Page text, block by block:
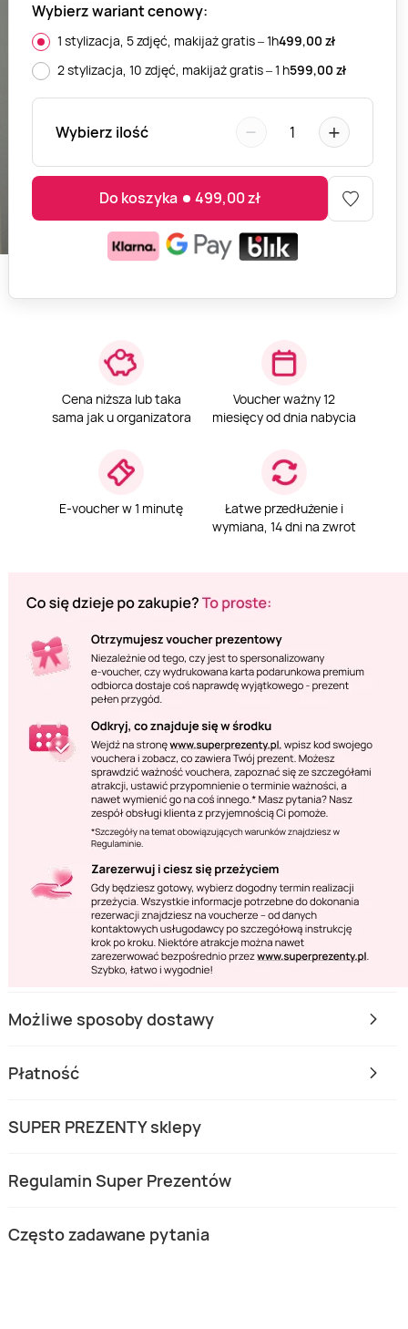
Wybierz wariant cenowy:
1 stylizacja, 5 zdjęć, makijaż gratis ‒ 1h499,00 zł
2 stylizacja, 10 zdjęć, makijaż gratis ‒ 1 h599,00 zł
Wybierz ilość − 1 +
Do koszyka 499,00zł
Cena niższa lub taka
sama jak u organizatora
Voucher ważny 12
miesięcy od dnia nabycia
E-voucher w 1 minutę
Łatwe przedłużenie i
wymiana, 14 dni na zwrot
Możliwe sposoby dostawy
Płatność
SUPER PREZENTY sklepy
Regulamin Super Prezentów
Często zadawane pytania